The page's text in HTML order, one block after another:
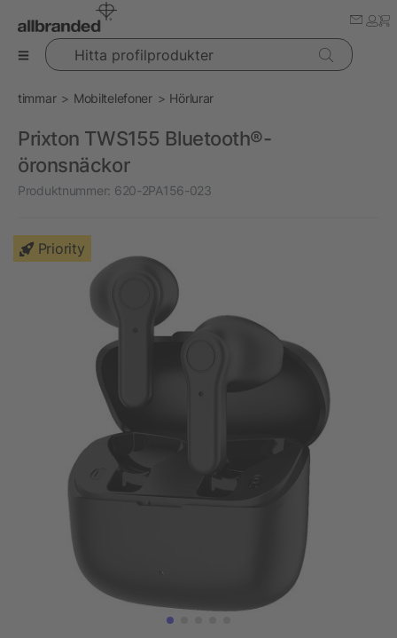
Hitta profilprodukter
timmar Mobiltelefoner Hörlurar
Prixton TWS155 Bluetooth®-
öronsnäckor
Produktnummer: 620-2PA156-023
Priority